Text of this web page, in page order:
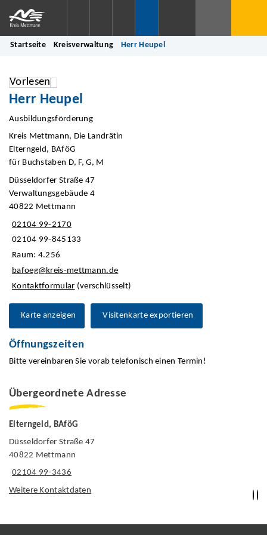
Startseite Kreisverwaltung Herr Heupel
Vorlesen
Herr Heupel
Ausbildungsförderung
Kreis Mettmann, Die Landrätin
Elterngeld, BAföG
für Buchstaben D, F, G, M
Düsseldorfer Straße 47
Verwaltungsgebäude 4
40822 Mettmann
02104 99-2170
02104 99-845133
Raum: 4.256
bafoeg@kreis-mettmann.de
Kontaktformular (verschlüsselt)
Karte anzeigen Visitenkarte exportieren
Öffnungszeiten
Bitte vereinbaren Sie vorab telefonisch einen Termin!
Übergeordnete Adresse
Elterngeld, BAföG
Düsseldorfer Straße 47
40822 Mettmann
02104 99-3436
Weitere Kontaktdaten